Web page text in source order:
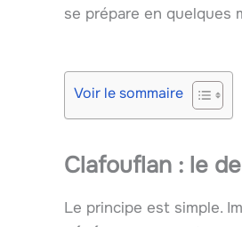
se prépare en quelques
Voir le sommaire
Clafouflan : le
Le principe est simple.